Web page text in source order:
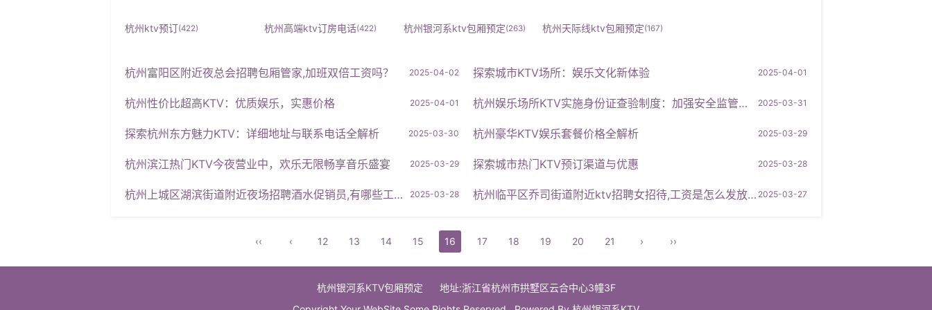
杭州ktv预订(422) 杭州高端ktv订房电话(422) 杭州银河系ktv包厢预定(263) 杭州天际线ktv包厢预定(167)
2025-04-02
杭州富阳区附近夜总会招聘包厢管家,加班双倍工资吗？ 2025-04-01
探索城市KTV场所：娱乐文化新体验
2025-04-01
杭州性价比超高KTV：优质娱乐，实惠价格 2025-03-31
杭州娱乐场所KTV实施身份证查验制度：加强安全监管与个人信息保护
2025-03-30
探索杭州东方魅力KTV：详细地址与联系电话全解析 2025-03-29
杭州豪华KTV娱乐套餐价格全解析
2025-03-29
杭州滨江热门KTV今夜营业中，欢乐无限畅享音乐盛宴 2025-03-28
探索城市热门KTV预订渠道与优惠
2025-03-28
杭州上城区湖滨街道附近夜场招聘酒水促销员,有哪些工作岗位 2025-03-27
杭州临平区乔司街道附近ktv招聘女招待,工资是怎么发放的
‹‹ ‹ 12 13 14 15 16 17 18 19 20 21 › ››
杭州银河系KTV包厢预定
地址:浙江省杭州市拱墅区云合中心3幢3F